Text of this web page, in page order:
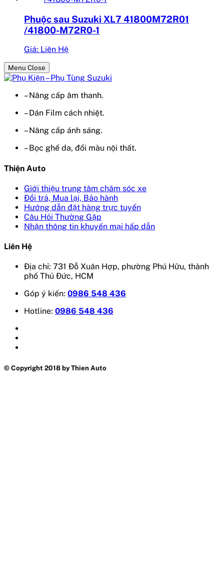
Phuộc sau Suzuki XL7 41800M72R01
/41800-M72R0-1
Giá: Liên Hệ
Menu Close
– Nâng cấp âm thanh.
– Dán Film cách nhiệt.
– Nâng cấp ánh sáng.
– Bọc ghế da, đổi màu nội thất.
Thiện Auto
Giới thiệu trung tâm chăm sóc xe
Đổi trả, Mua lại, Bảo hành
Hướng dẫn đặt hàng trực tuyến
Câu Hỏi Thường Gặp
Nhận thông tin khuyến mại hấp dẫn
Liên Hệ
Địa chỉ: 731 Đỗ Xuân Hợp, phường Phú Hữu, thành
phố Thủ Đức, HCM
Góp ý kiến: 0986 548 436
Hotline: 0986 548 436
© Copyright 2018 by Thien Auto